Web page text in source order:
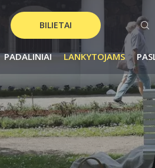
BILIETAI
PADALINIAI LANKYTOJAMS